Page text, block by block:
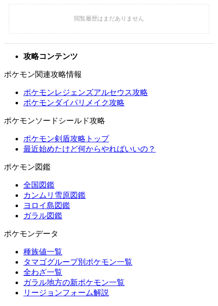
攻略コンテンツ
ポケモン関連攻略情報
ポケモンレジェンズアルセウス攻略
ポケモンダイパリメイク攻略
ポケモンソードシールド攻略
ポケモン剣盾攻略トップ
最近始めたけど何からやればいいの？
ポケモン図鑑
全国図鑑
カンムリ雪原図鑑
ヨロイ島図鑑
ガラル図鑑
ポケモンデータ
種族値一覧
タマゴグループ別ポケモン一覧
全わざ一覧
ガラル地方の新ポケモン一覧
リージョンフォーム解説